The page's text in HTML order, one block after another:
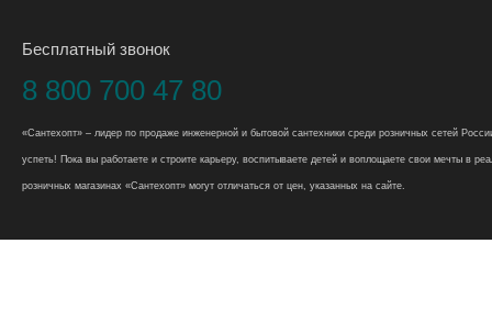
Бесплатный звонок
8 800 700 47 80
«Сантехопт» – лидер по продаже инженерной и бытовой сантехники среди розничных сетей
успеть! Пока вы работаете и строите карьеру, воспитываете детей и воплощаете свои мечты в
розничных магазинах «Сантехопт» могут отличаться от цен, указанных на сайте.